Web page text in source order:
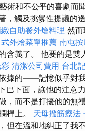
術和不公平的喜劇而
，觸及挑釁性提議的
自助餐外燴料理 然而
外燴菜單推薦 南屯按
含義了。 他要的是
清潔公司費用 台北
據的——記憶似乎對
下面，讓他的注意
，而不是打擾他的無
桿上。 天母撥筋療法
但在溫和地糾正了我